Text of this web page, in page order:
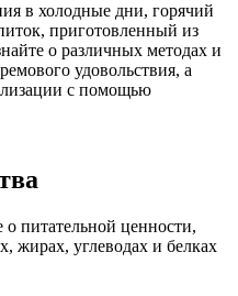
в холодные дни, горячий
приготовленный из
о различных методах и
удовольствия, а
с помощью
питательной ценности,
жирах, углеводах и белках